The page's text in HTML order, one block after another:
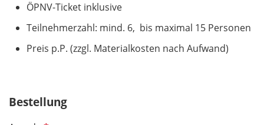
ÖPNV-Ticket inklusive
Teilnehmerzahl: mind. 6, bis maximal 15 Personen
Preis p.P. (zzgl. Materialkosten nach Aufwand)
Bestellung